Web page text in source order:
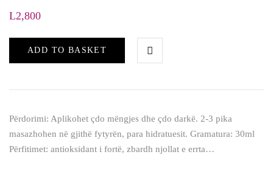
L2,800
ADD TO BASKET
Përdorimi: Aplikohet çdo mëngjes dhe çdo darkë. 2-3 pika
masazhohen në gjithë fytyrën, para hidratuesit. Gramatura: 30ml
Përfitimet: antioksidant i fortë, zbardh njollat e errta…